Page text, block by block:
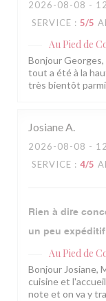
2026-08-08 -
SERVICE : 5/5
Au Pied de
Bonjour
tout a été à la
très bientôt parmi
JosianeA
2026-08-08 -
SERVICE : 4/5
Rien à dire
un peu expéditif
Au Pied de
Bonjour Josiane,
cuisine et
note et on va y